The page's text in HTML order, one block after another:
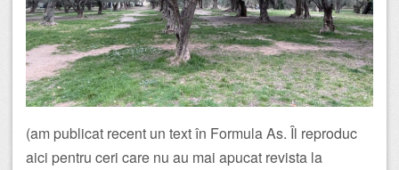
(am publicat recent un text în Formula As. Îl reproduc
aici pentru ceri care nu au mai apucat revista la